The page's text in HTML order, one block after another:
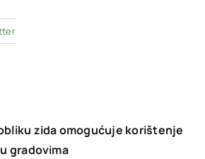
zida omogućuje korištenje
gradovima